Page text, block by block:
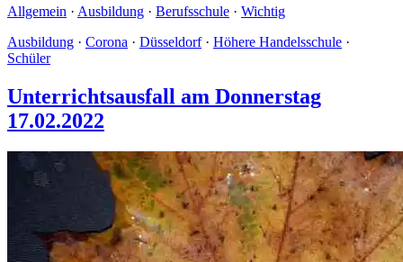
Allgemein · Ausbildung · Berufsschule · Wichtig
Ausbildung · Corona · Düsseldorf· Höhere Handelsschule ·
Schüler
Unterrichtsausfall am Donnerstag
17.02.2022